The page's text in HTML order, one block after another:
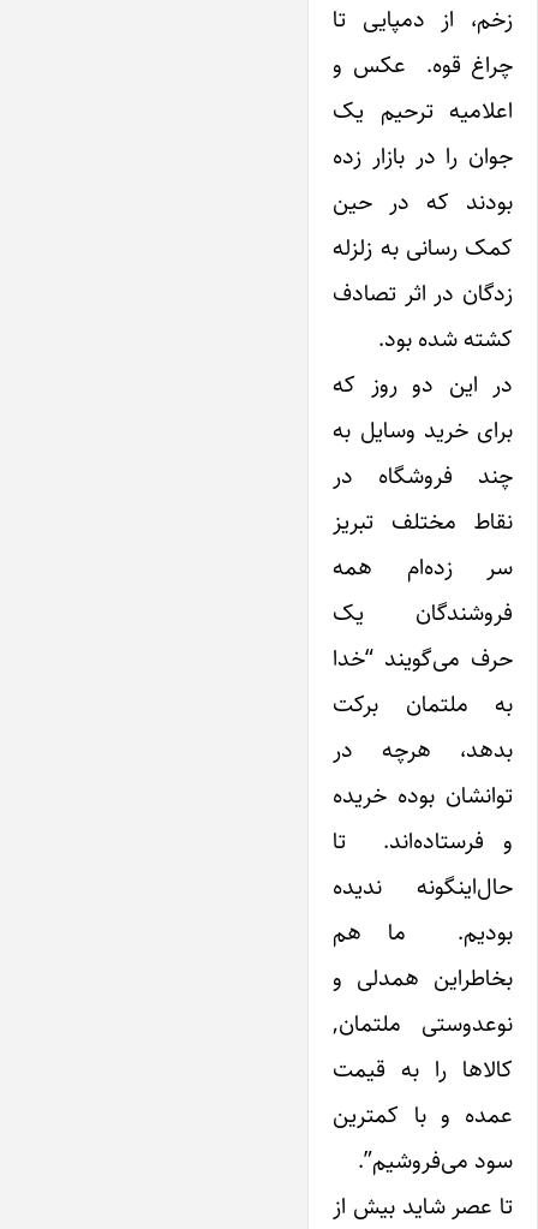
زخم، از دمپایی تا
چراغ قوه. عکس و
اعلامیه ترحیم یک
جوان را در بازار زده
بودند که در حین
کمک رسانی به زلزله
زدگان در اثر تصادف
کشته شده بود.
در‌ این دو روز که
برای خرید وسایل به
چند فروشگاه در
نقاط مختلف تبریز
سر زده‌ام همه
فروشندگان یک
حرف می‌گویند “خدا
به ملتمان برکت
بدهد، هرچه در
توانشان بوده خریده
و فرستاده‌اند. تا
حال‌اینگونه ندیده
بودیم. ما هم
بخاطر‌این همدلی و
نوعدوستی ملتمان,
کالاها را به قیمت
عمده و با کمترین
سود می‌فروشیم”.
تا عصر شاید بیش از